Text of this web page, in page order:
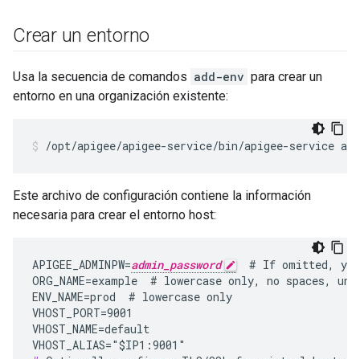
Crear un entorno
Usa la secuencia de comandos add-env para crear un
entorno en una organización existente:
/opt/apigee/apigee-service/bin/apigee-service
Este archivo de configuración contiene la información
necesaria para crear el entorno host:
APIGEE_ADMINPW=admin_password
# If omitted,
ORG_NAME=example  # lowercase only, no spaces,
ENV_NAME=prod  # lowercase only
VHOST_PORT=9001
VHOST_NAME=default